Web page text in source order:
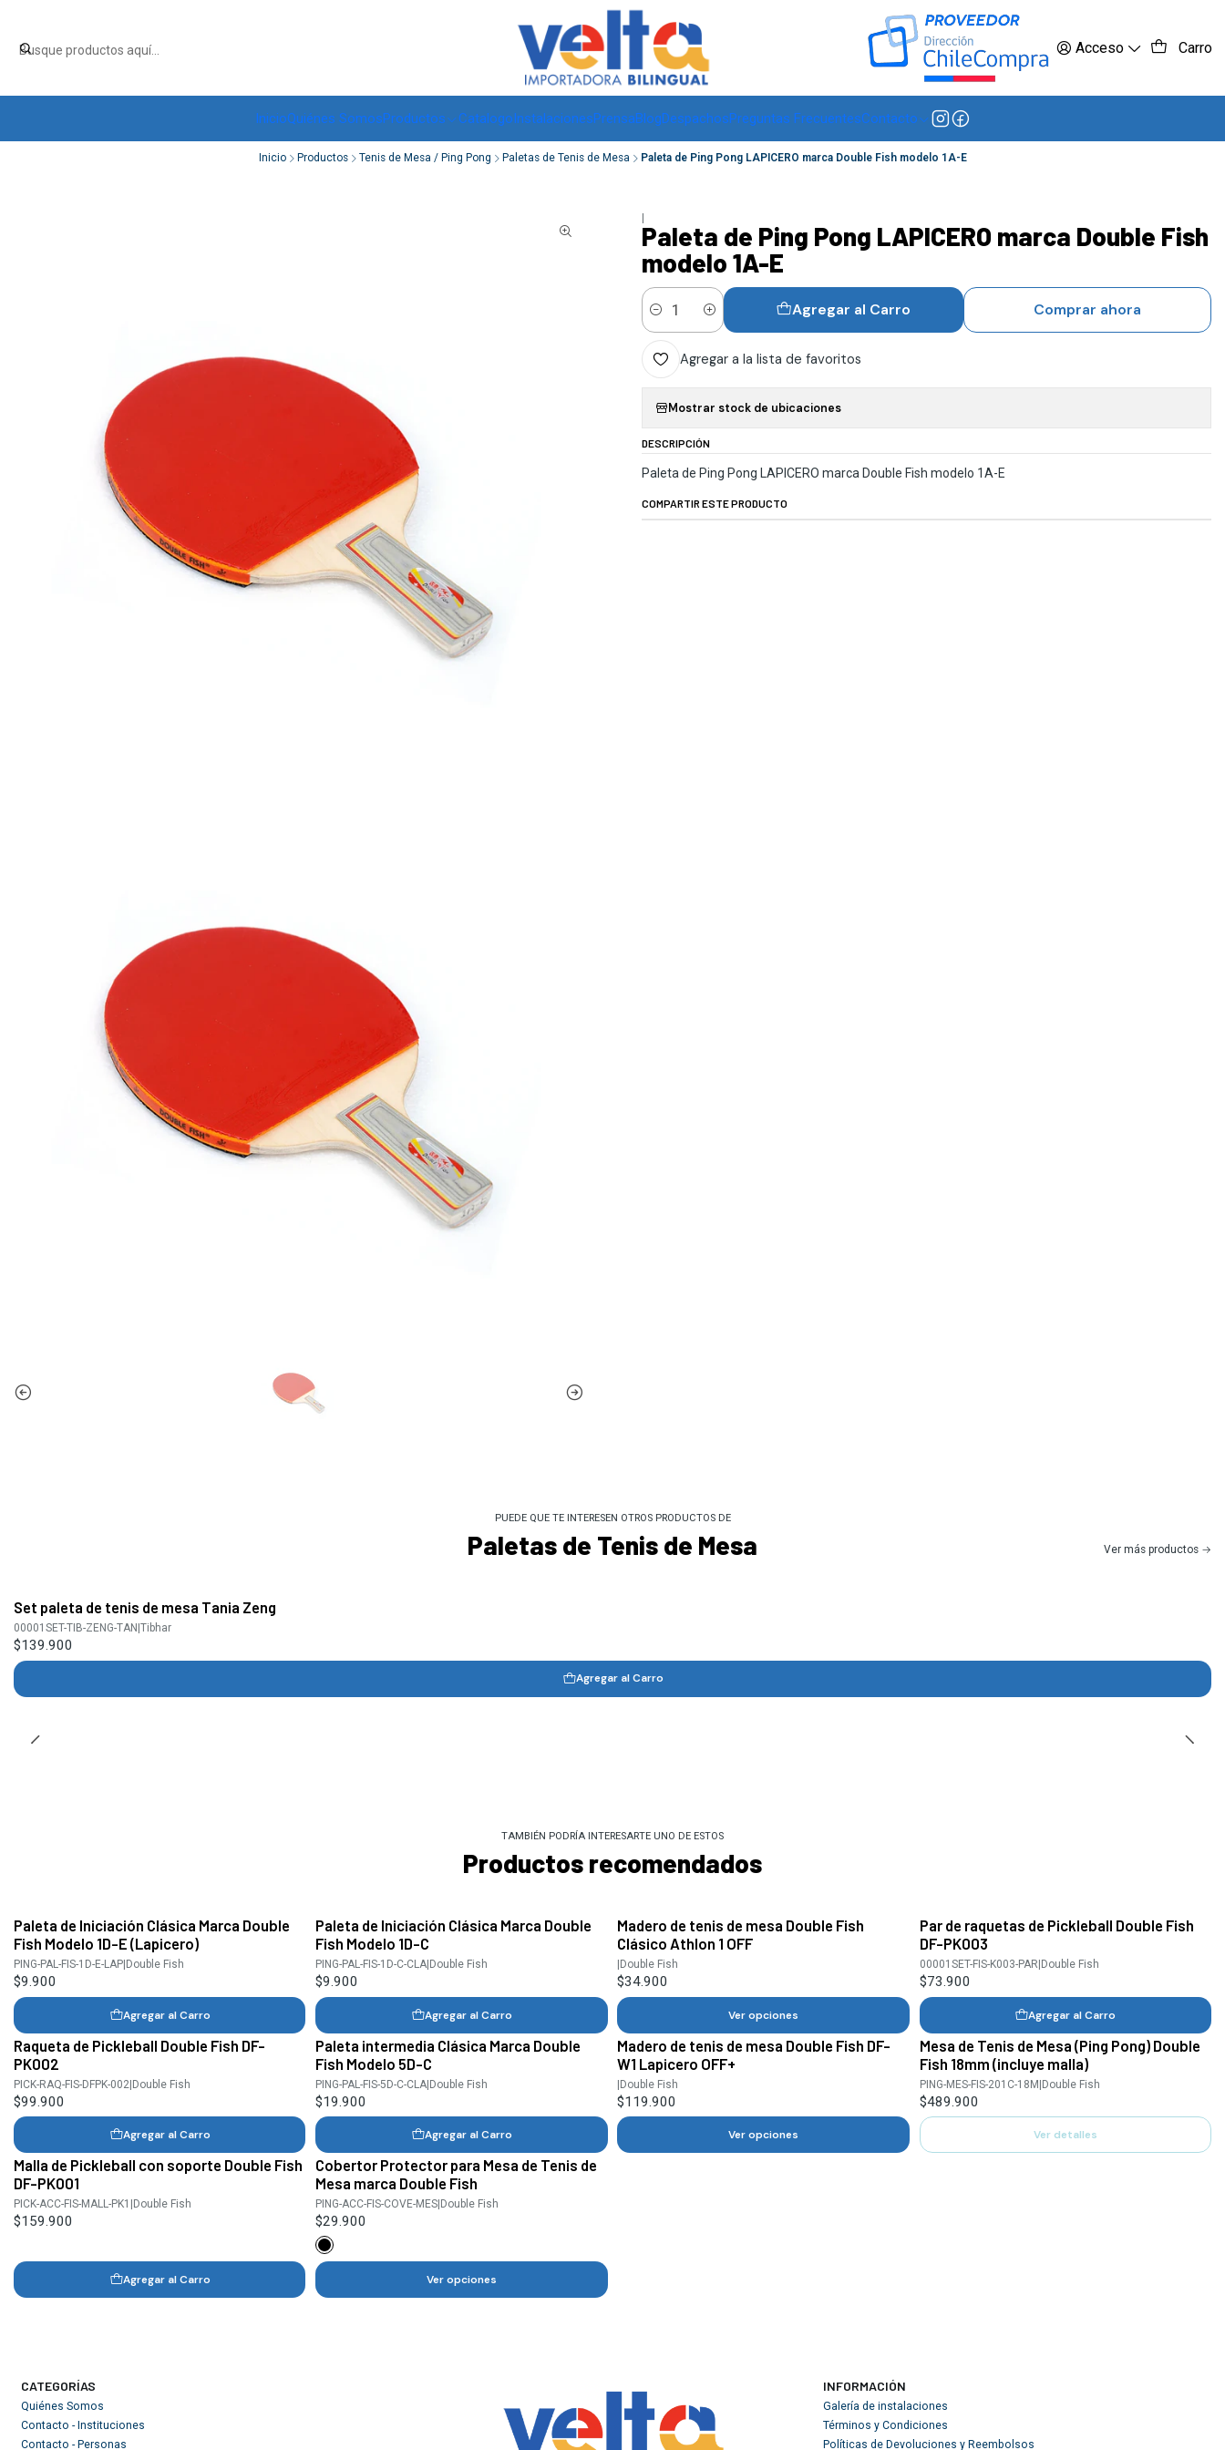
Acceso Carro
InicioQuiénes SomosProductos CatalogoInstalacionesPrensaBlogDespachosPreguntas FrecuentesContacto
Envíos a todo Chile, RM de 1 a 3 días hábiles, regiones -
Inicio Productos Tenis de Mesa / Ping Pong Paletas de Tenis de Mesa Paleta de Ping Pong LAPICERO marca Double Fish modelo 1A-E
|
Paleta de Ping Pong LAPICERO marca Double Fish
modelo 1A-E
Cantidad Agregar al Carro Comprar ahora
Agregar a la lista de favoritos
Mostrar stock de ubicaciones
DESCRIPCIÓN
Paleta de Ping Pong LAPICERO marca Double Fish modelo 1A-E
COMPARTIR ESTE PRODUCTO
PUEDE QUE TE INTERESEN OTROS PRODUCTOS DE
Paletas de Tenis de Mesa Ver más productos
Set paleta de tenis de mesa Tania Zeng
00001SET-TIB-ZENG-TAN Tibhar
$139.900
Agregar al Carro
TAMBIÉN PODRÍA INTERESARTE UNO DE ESTOS
Productos recomendados
Paleta de Iniciación Clásica Marca Double
Fish Modelo 1D-E (Lapicero)
PING-PAL-FIS-1D-E-LAP| Double Fish
$9.900
Agregar al Carro
Paleta de Iniciación Clásica Marca Double
Fish Modelo 1D-C
PING-PAL-FIS-1D-C-CLA| Double Fish
$9.900
Agregar al Carro
Madero de tenis de mesa Double Fish
Clásico Athlon 1 OFF
Double Fish
$34.900
Ver opciones
Par de raquetas de Pickleball Double Fish
DF-PK003
00001SET-FIS-K003-PAR Double Fish
$73.900
Agregar al Carro
Raqueta de Pickleball Double Fish DF-
PK002
PICK-RAQ-FIS-DFPK-002|Double Fish
$99.900
Agregar al Carro
Paleta intermedia Clásica Marca Double
Fish Modelo 5D-C
PING-PAL-FIS-5D-C-CLA|Double Fish
$19.900
Agregar al Carro
Madero de tenis de mesa Double Fish DF-
W1 Lapicero OFF+
|Double Fish
$119.900
Ver opciones
Agotado
Mesa de Tenis de Mesa (Ping Pong) Double
Fish 18mm (incluye malla)
PING-MES-FIS-201C-18M|Double Fish
$489.900
Ver detalles
Malla de Pickleball con soporte Double Fish
DF-PK001
PICK-ACC-FIS-MALL-PK1 Double Fish
$159.900
Agregar al Carro
Cobertor Protector para Mesa de Tenis de
Mesa marca Double Fish
PING-ACC-FIS-COVE-MES| Double Fish
$29.900
Ver opciones
CATEGORÍAS
Quiénes Somos
Contacto - Instituciones
Contacto - Personas
INFORMACIÓN
Galería de instalaciones
Términos y Condiciones
Políticas de Devoluciones y Reembolsos